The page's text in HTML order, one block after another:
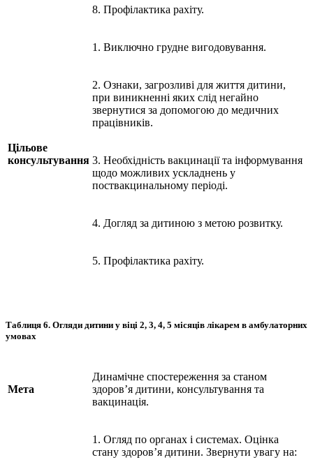
8. Профілактика рахіту.
Цільове
консультування
1. Виключно грудне вигодовування.
2. Ознаки, загрозливі для життя дитини,
при виникненні яких слід негайно
звернутися за допомогою до медичних
працівників.
3. Необхідність вакцинації та інформування
щодо можливих ускладнень у
поствакцинальному періоді.
4. Догляд за дитиною з метою розвитку.
5. Профілактика рахіту.
Таблиця 6. Огляди дитини у віці 2, 3, 4, 5 місяців лікарем в амбулаторних
умовах
Мета
Динамічне спостереження за станом
здоров’я дитини, консультування та
вакцинація.
1. Огляд по органах і системах. Оцінка
стану здоров’я дитини. Звернути увагу на: